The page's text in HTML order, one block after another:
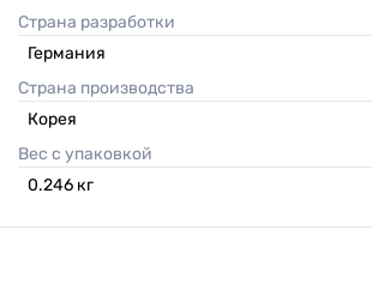
Страна разработки
Германия
Страна производства
Корея
Вес с упаковкой
0.246 кг